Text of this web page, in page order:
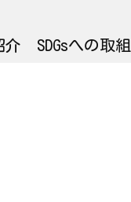
介 SDGsへの取組